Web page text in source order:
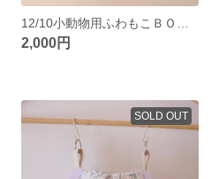
2,000円
SOLD OUT